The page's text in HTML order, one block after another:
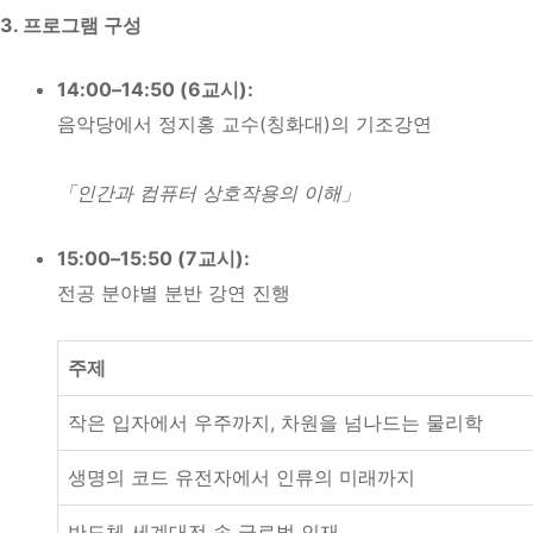
3. 프로그램 구성
14:00–14:50 (6교시):
음악당에서 정지홍 교수(칭화대)의 기조강연
「인간과 컴퓨터 상호작용의 이해」
15:00–15:50 (7교시):
전공 분야별 분반 강연 진행
주제
작은 입자에서 우주까지, 차원을 넘나드는 물리학
생명의 코드 유전자에서 인류의 미래까지